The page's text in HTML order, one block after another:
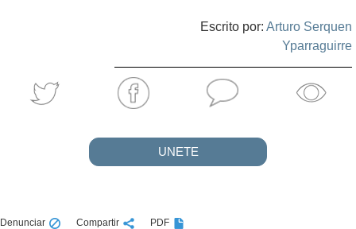
Escrito por: Arturo Serquen
Yparraguirre
UNETE
Denunciar Compartir PDF